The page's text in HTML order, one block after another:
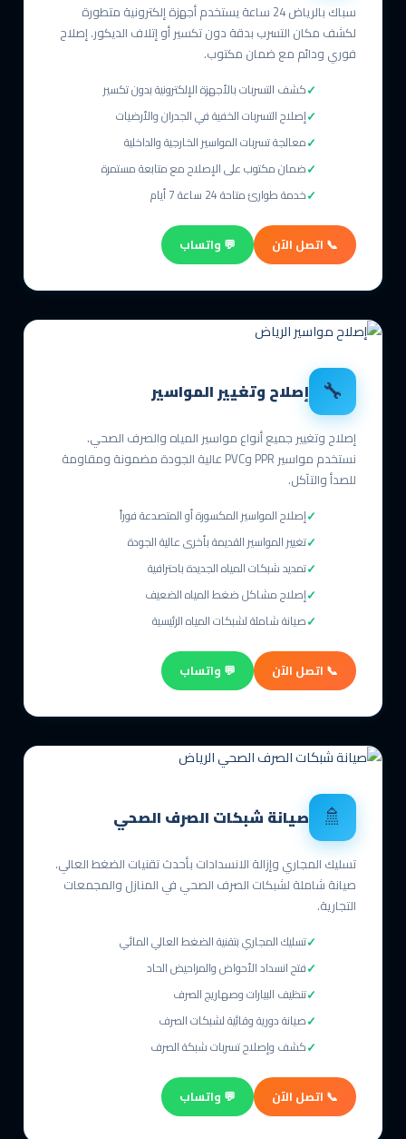
سباك بالرياض 24 ساعة يستخدم أجهزة إلكترونية متطورة
لكشف مكان التسرب بدقة دون تكسير أو إتلاف الديكور. إصلاح
فوري ودائم مع ضمان مكتوب.
كشف التسربات بالأجهزة الإلكترونية بدون تكسير
إصلاح التسربات الخفية في الجدران والأرضيات
معالجة تسربات المواسير الخارجية والداخلية
ضمان مكتوب على الإصلاح مع متابعة مستمرة
خدمة طوارئ متاحة 24 ساعة 7 أيام
📞 اتصل الآن 💬 واتساب
🔧 إصلاح وتغيير المواسير
إصلاح وتغيير جميع أنواع مواسير المياه والصرف الصحي.
نستخدم مواسير PPR وPVC عالية الجودة مضمونة ومقاومة
للصدأ والتآكل.
إصلاح المواسير المكسورة أو المتصدعة فوراً
تغيير المواسير القديمة بأخرى عالية الجودة
تمديد شبكات المياه الجديدة باحترافية
إصلاح مشاكل ضغط المياه الضعيف
صيانة شاملة لشبكات المياه الرئيسية
📞 اتصل الآن 💬 واتساب
🚿 صيانة شبكات الصرف الصحي
تسليك المجاري وإزالة الانسدادات بأحدث تقنيات الضغط العالي.
صيانة شاملة لشبكات الصرف الصحي في المنازل والمجمعات
التجارية.
تسليك المجاري بتقنية الضغط العالي المائي
فتح انسداد الأحواض والمراحيض الحاد
تنظيف البيارات وصهاريج الصرف
صيانة دورية وقائية لشبكات الصرف
كشف وإصلاح تسربات شبكة الصرف
📞 اتصل الآن 💬 واتساب